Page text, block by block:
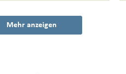
Mehr anzeigen